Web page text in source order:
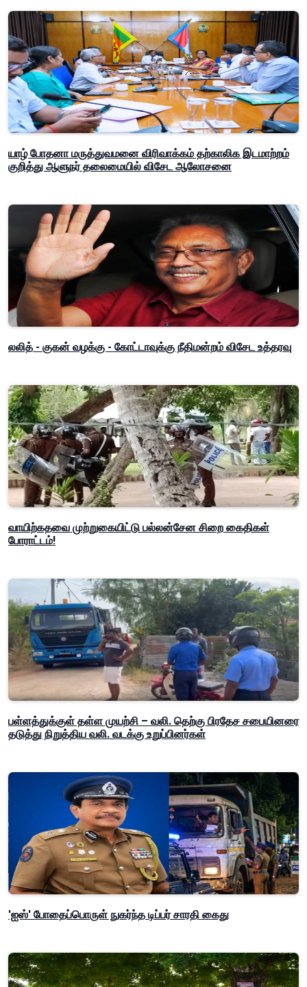
யாழ் போதனா மருத்துவமனை விரிவாக்கம் தற்காலிக இடமாற்றம்
குறித்து ஆளுநர் தலைமையில் விசேட ஆலோசனை
லலித் - குகன் வழக்கு - கோட்டாவுக்கு நீதிமன்றம் விசேட உத்தரவு
வாயிற்கதவை முற்றுகையிட்டு பல்லன்சேன சிறை கைதிகள்
போராட்டம்!
பள்ளத்துக்குள் தள்ள முயற்சி – வலி. தெற்கு பிரதேச சபையினரை
தடுத்து நிறுத்திய வலி. வடக்கு உறுப்பினர்கள்
'ஐஸ்' போதைப்பொருள் நுகர்ந்த டிப்பர் சாரதி கைது